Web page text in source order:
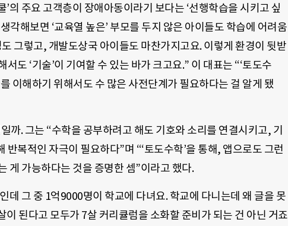
’의 주요 고객층이 장애아동이라기 보다는 ‘선행학습을 시키고 싶
각해보면 ‘교육열 높은’ 부모를 두지 않은 아이들도 학습에 어려움
그렇고, 개발도상국 아이들도 마찬가지고요. 이렇게 환경이 뒷받
도 ‘기술’이 기여할 수 있는 바가 크고요.” 이 대표는 “‘토도수
이해하기 위해서도 수 많은 사전단계가 필요하다는 걸 알게 됐
까. 그는 “수학을 공부하려고 해도 기호와 소리를 연결시키고, 기
반복적인 자극이 필요하다”며 “‘토도수학’을 통해, 앱으로도 그런
게 가능하다는 것을 증명한 셈”이라고 했다.
데 그 중 1억9000명이 학교에 다녀요.학교에 다니는데 왜 글을 못
이 된다고 모두가 7살 커리큘럼을 소화할 준비가 되는 건 아닌 거죠